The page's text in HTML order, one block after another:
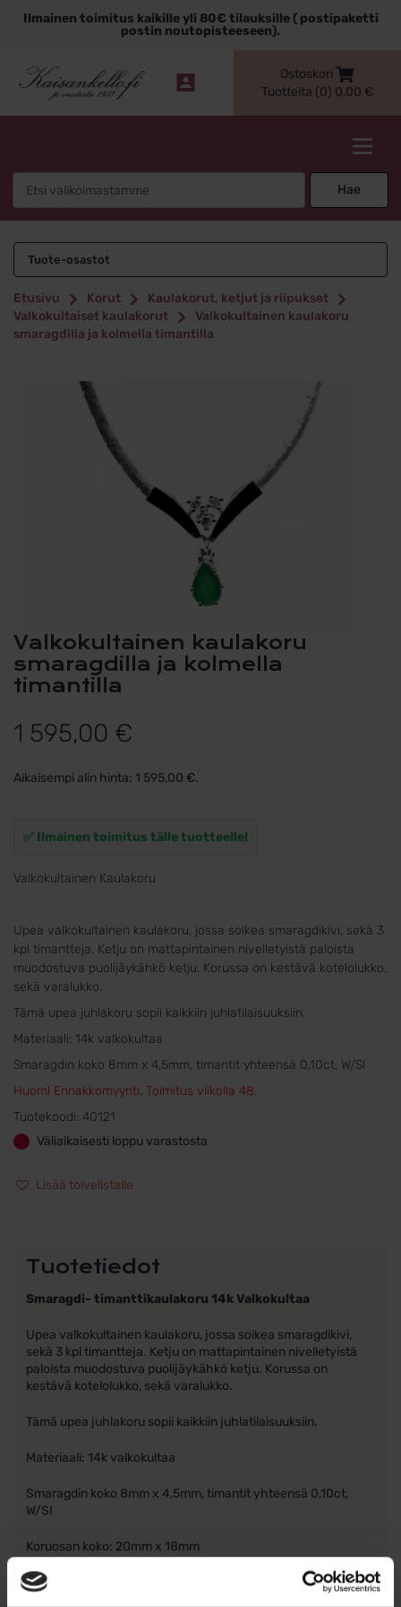
sisältöönIlmainen toimitus kaikille yli 80€ tilauksille ( postipaketti
postin noutopisteeseen).
Ostoskori
Tuotteita (0) 0,00 €
Hae
Tuote-osastot
Etusivu Korut
Kaulakorut, ketjut ja riipukset
Valkokultaiset kaulakorut
Valkokultainen kaulakoru
smaragdilla ja kolmella timantilla
Valkokultainen kaulakoru
smaragdilla ja kolmella
timantilla
1 595,00 €
Aikaisempi alin hinta: 1 595,00 €.
✅ Ilmainen toimitus tälle tuotteelle!
Valkokultainen Kaulakoru
Upea valkokultainen kaulakoru, jossa soikea smaragdikivi, sekä 3
kpl timantteja. Ketju on mattapintainen nivelletyistä paloista
muodostuva puolijäykähkö ketju. Korussa on kestävä kotelolukko,
sekä varalukko.
Tämä upea juhlakoru sopii kaikkiin juhlatilaisuuksiin.
Materiaali: 14k valkokultaa
Smaragdin koko 8mm x 4,5mm, timantit yhteensä 0,10ct, W/SI
Huom! Ennakkomyynti. Toimitus viikolla 48.
Tuotekoodi: 40121
Väliaikaisesti loppu varastosta
Lisää toivelistalle
Tuotetiedot
Smaragdi- timanttikaulakoru 14k Valkokultaa
Upea valkokultainen kaulakoru, jossa soikea smaragdikivi,
sekä 3 kpl timantteja. Ketju on mattapintainen nivelletyistä
paloista muodostuva puolijäykähkö ketju. Korussa on
kestävä kotelolukko, sekä varalukko.
Tämä upea juhlakoru sopii kaikkiin juhlatilaisuuksiin.
Materiaali: 14k valkokultaa
Smaragdin koko 8mm x 4,5mm, timantit yhteensä 0,10ct,
W/SI
Koruosan koko: 20mm x 18mm
Ketjun paksuus 2 mm